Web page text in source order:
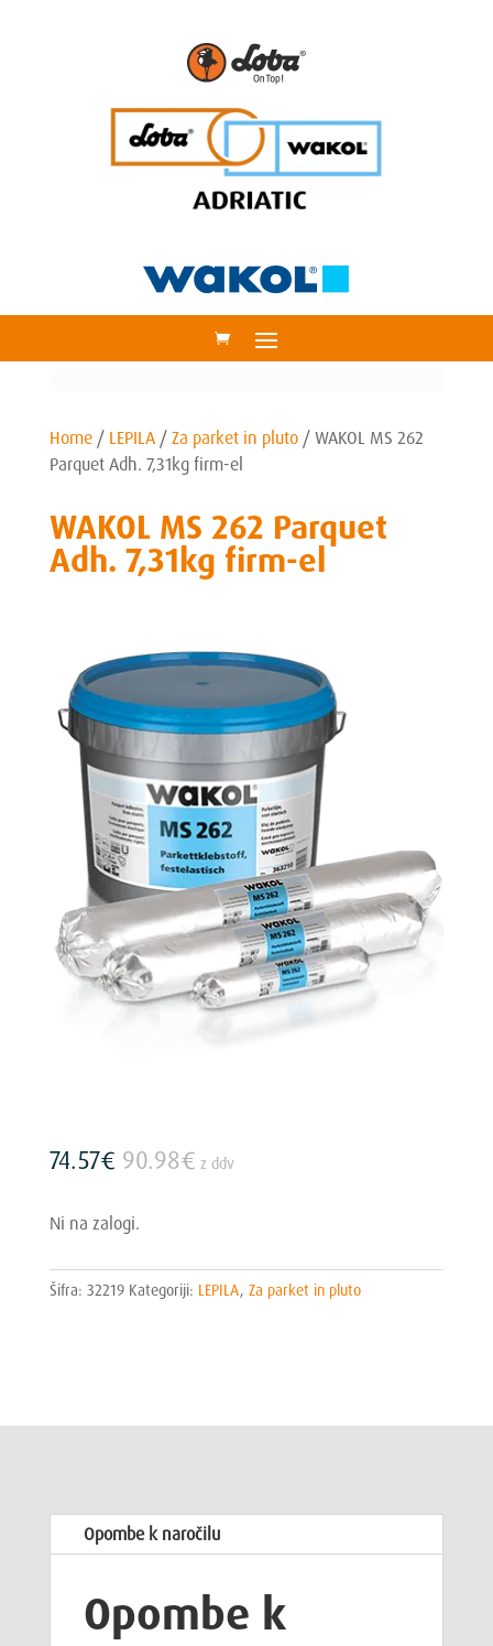
Home/ LEPILA/ Za parket in pluto/ WAKOL MS 262
Parquet Adh. 7,31kg firm-el
WAKOL MS 262 Parquet
Adh. 7,31kg firm-el
74.57€ 90.98€ z ddv
Ni na zalogi.
Šifra: 32219 Kategoriji: LEPILA, Za parket in pluto
Opombe k naročilu
Opombe k